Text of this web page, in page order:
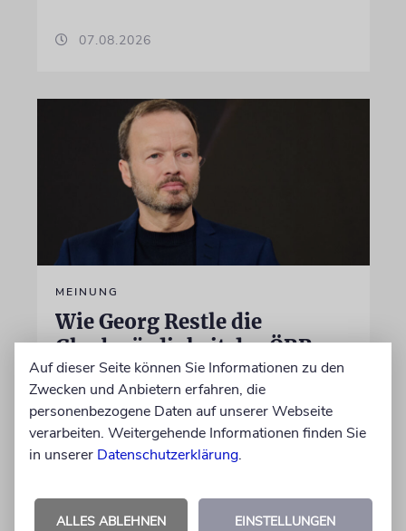
07.08.2026
MEINUNG
Wie Georg Restle die
Glaubwürdigkeit des ÖRR
untergräbt
Nach dem X-Post des Journalisten hat sich
Felix Schotland, Vorstand der Synagogen-
Gemeinde Köln, an WDR-
im Wortlaut
Auf dieser Seite können Sie Informationen zu den
Zwecken und Anbietern erfahren, die
personenbezogene Daten auf unserer Webseite
verarbeiten. Weitergehende Informationen finden Sie
in unserer Datenschutzerklärung.
ALLES ABLEHNEN EINSTELLUNGEN